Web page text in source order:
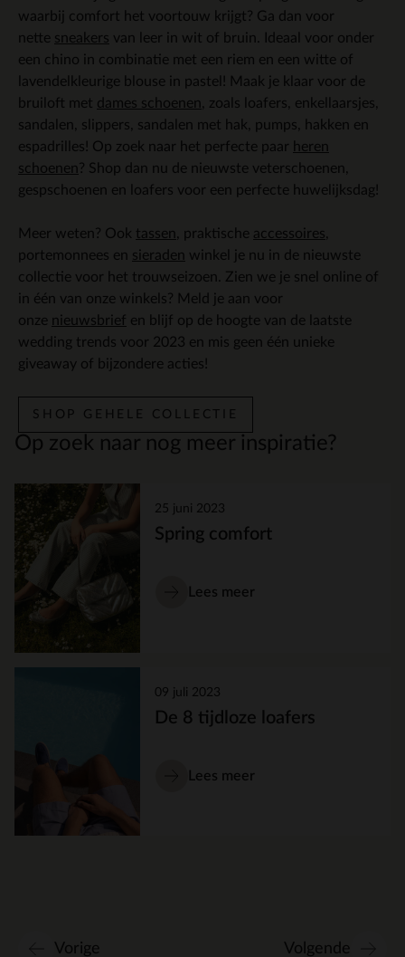
waarbij comfort het voortouw krijgt? Ga dan voor
nette sneakers van leer in wit of bruin. Ideaal voor onder
een chino in combinatie met een riem en een witte of
lavendelkleurige blouse in pastel! Maak je klaar voor de
bruiloft met dames schoenen, zoals loafers, enkellaarsjes,
sandalen, slippers, sandalen met hak, pumps, hakken en
espadrilles! Op zoek naar het perfecte paar heren
schoenen? Shop dan nu de nieuwste veterschoenen,
gespschoenen en loafers voor een perfecte huwelijksdag!
Meer weten? Ook tassen, praktische accessoires,
portemonnees en sieraden winkel je nu in de nieuwste
collectie voor het trouwseizoen. Zien we je snel online of
in één van onze winkels? Meld je aan voor
onze nieuwsbrief en blijf op de hoogte van de laatste
wedding trends voor 2023 en mis geen één unieke
giveaway of bijzondere acties!
SHOP GEHELE COLLECTIE
Op zoek naar nog meer inspiratie?
25 juni 2023
Spring comfort
Lees meer
09 juli 2023
De 8 tijdloze loafers
Lees meer
Vorige Volgende